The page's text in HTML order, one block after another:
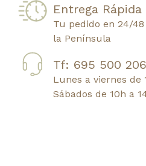
Entrega Rápida
Tu pedido en 24/
la Península
Tf: 695 500 206
Lunes a viernes de
Sábados de 10h a